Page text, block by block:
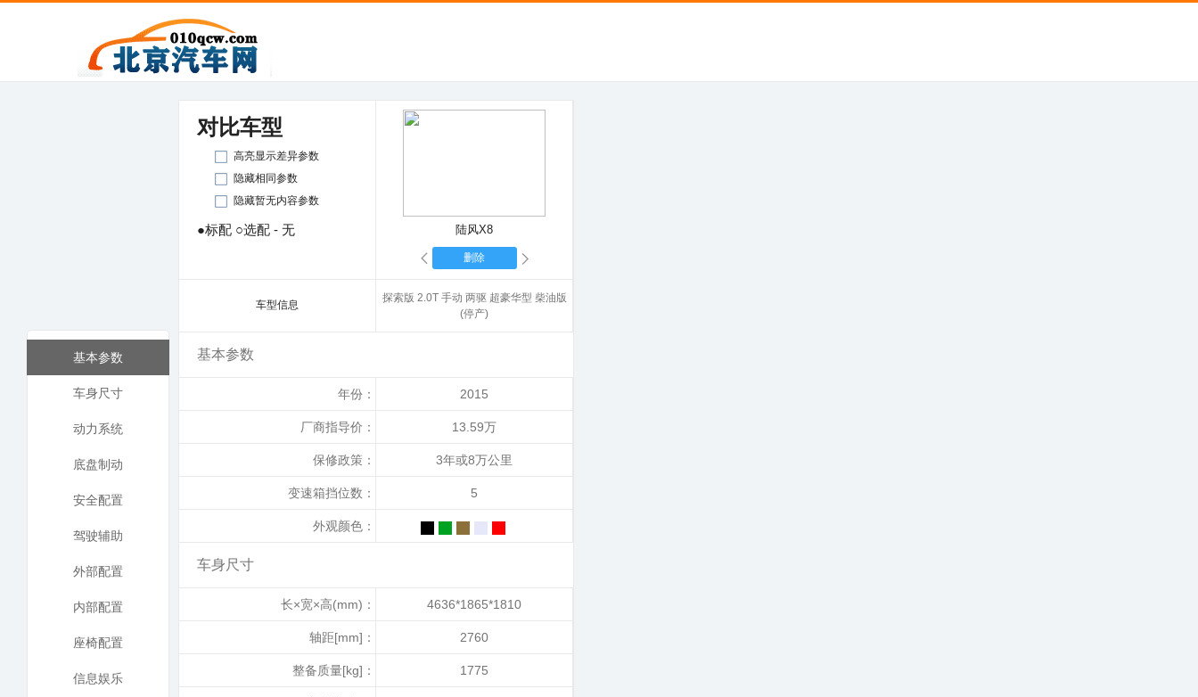
对比车型
高亮显示差异参数
隐藏相同参数
隐藏暂无内容参数
●标配 ○选配 - 无 陆风X8
删除
车型信息
探索版 2.0T 手动 两驱 超豪华型 柴油版
(停产)
基本参数
年份： 2015
厂商指导价： 13.59万
保修政策： 3年或8万公里
变速箱挡位数： 5
外观颜色：
车身尺寸
长×宽×高(mm)： 4636*1865*1810
轴距[mm]： 2760
整备质量[kg]： 1775
基本参数
车身尺寸
动力系统
底盘制动
安全配置
驾驶辅助
外部配置
内部配置
座椅配置
信息娱乐